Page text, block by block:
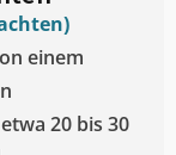
einem
20 bis 30